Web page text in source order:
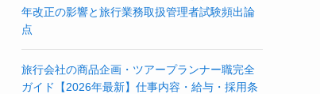
年改正の影響と旅行業務取扱管理者試験頻出論
点
旅行会社の商品企画・ツアープランナー職完全
ガイド【2026年最新】仕事内容・給与・採用条